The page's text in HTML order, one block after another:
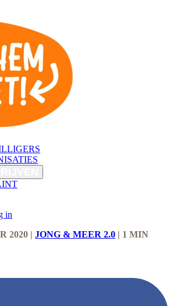
in
2020 | JONG & MEER 2.0 | 1 MIN